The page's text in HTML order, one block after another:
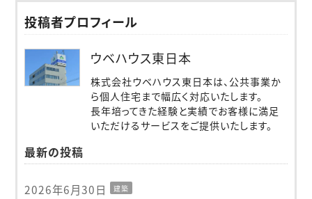
投稿者プロフィール
ウベハウス東日本
株式会社ウベハウス東日本は、公共事業か
ら個人住宅まで幅広く対応いたします。
長年培ってきた経験と実績でお客様に満足
いただけるサービスをご提供いたします。
最新の投稿
2026年6月30日 建築